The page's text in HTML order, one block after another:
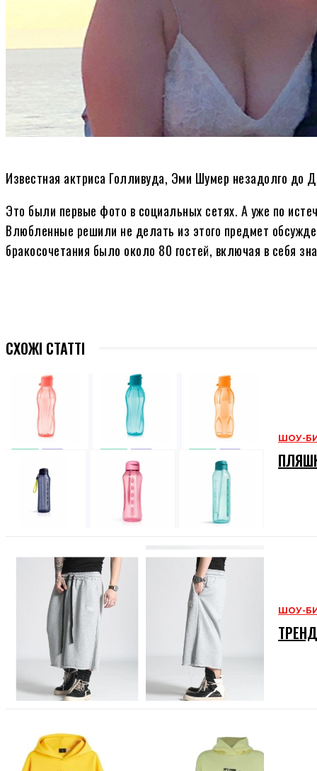
Известная актриса Голливуда, Эми Шумер незадолго
Это были первые фото в социальных сетях. А уже по
Влюбленные решили не делать из этого предмет
бракосочетания было около 80 гостей, включая в себя
СХОЖІ СТАТТІ
ШОУ-
ШОУ-